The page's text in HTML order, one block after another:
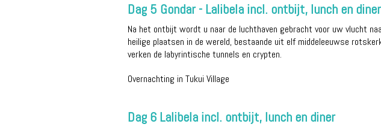
Dag 5 Gondar - Lalibela incl. ontbijt, lunch en diner
Na het ontbijt wordt u naar de luchthaven gebracht voor uw vlucht
heilige plaatsen in de wereld, bestaande uit elf middeleeuwse
verken de labyrintische tunnels en crypten.
Overnachting in Tukui Village
Dag 6 Lalibela incl. ontbijt, lunch en diner